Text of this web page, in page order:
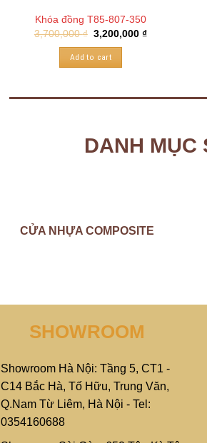
Khóa đồng T85-807-350
3,700,000₫ 3,200,000₫
Add to cart
DANH MỤC
CỬA NHỰA COMPOSITE
SHOWROOM
Showroom Hà Nội: Tầng 5, CT1 -
C14 Bắc Hà, Tố Hữu, Trung Văn,
Q.Nam Từ Liêm, Hà Nội - Tel:
0354160688